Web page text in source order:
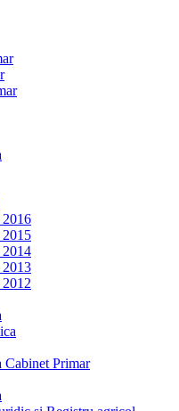
Cabinet Primar